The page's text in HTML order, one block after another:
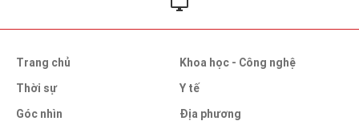
Trang chủ
Thời sự
Góc nhìn
Khoa học - Công nghệ
Y tế
Địa phương